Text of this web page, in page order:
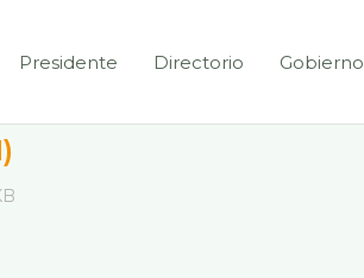
Presidente Directorio Gobierno